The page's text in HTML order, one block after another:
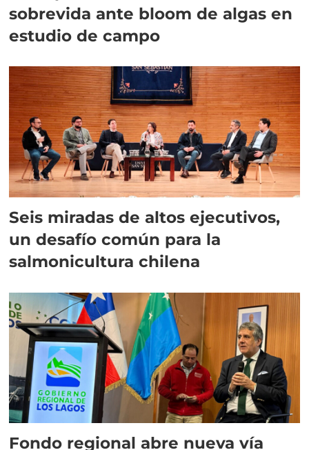
sobrevida ante bloom de algas en
estudio de campo
Seis miradas de altos ejecutivos,
un desafío común para la
salmonicultura chilena
Fondo regional abre nueva vía